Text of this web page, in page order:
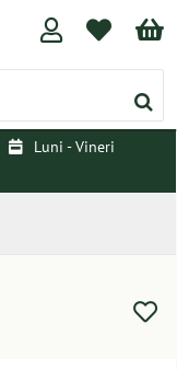
Luni - Vineri